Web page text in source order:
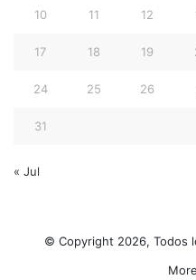
10 11 12
17 18 19
24 25 26
31
« Jul
© Copyright 2026, Todos